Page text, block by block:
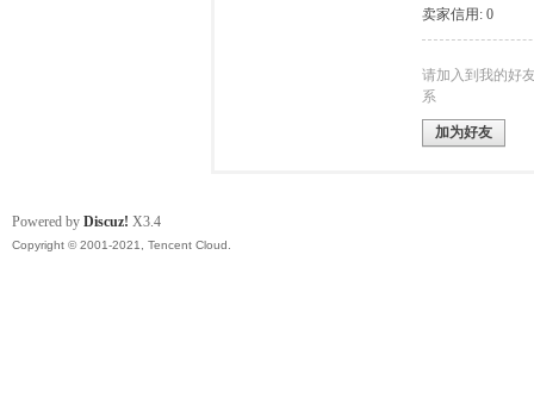
卖家信用: 0
请加入到我的好
系
加为好友
Powered by Discuz! X3.4
Copyright © 2001-2021, Tencent Cloud.